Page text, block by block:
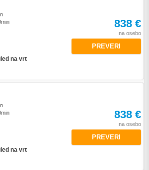
na vrt
838 €
na osebo
PREVERI
na vrt
838 €
na osebo
PREVERI